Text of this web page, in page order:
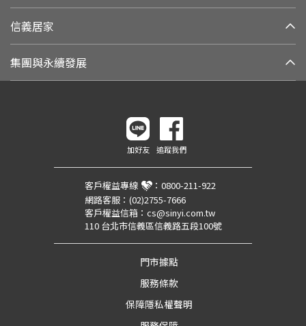
信義居家
集團與永續發展
加好友 追蹤我們
客戶權益專線 ： 0800-211-922
網路客服： (02)2755-7666
客戶權益信箱： cs@sinyi.com.tw
110 台北市信義區信義路五段100號
門市據點
服務條款
保障隱私權聲明